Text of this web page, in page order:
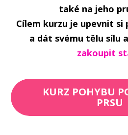
také na jeho
Cílem kurzu je upevnit
a dát svému tělu sílu
zakoupit
KURZ POHYBU
PRSU